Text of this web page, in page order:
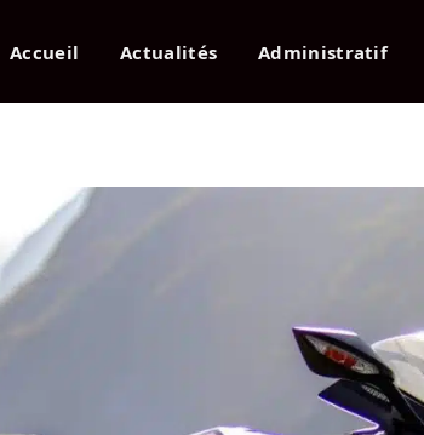
Accueil Actualités Administratif